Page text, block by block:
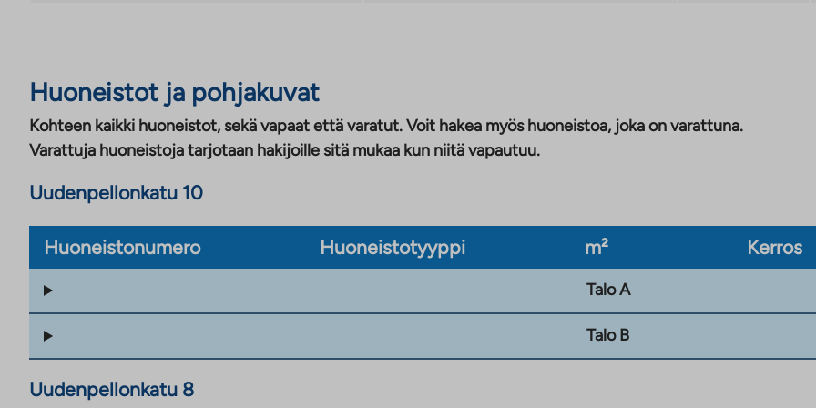
Huoneistot ja pohjakuvat
Kohteen kaikki huoneistot, sekä vapaat että varatut. Voit hakea myös huoneistoa, joka on varattuna.
Varattuja huoneistoja tarjotaan hakijoille sitä mukaa kun niitä vapautuu.
Uudenpellonkatu 10
Huoneistonumero Huoneistotyyppi m² Kerros
Talo A
Talo B
Uudenpellonkatu 8